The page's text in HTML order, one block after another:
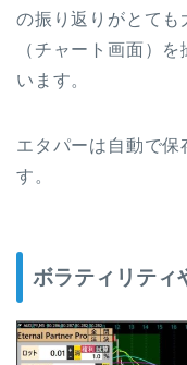
の振り返りがとても
（チャート画面）
います。
エタパーは自動で
す。
ボラティリティ